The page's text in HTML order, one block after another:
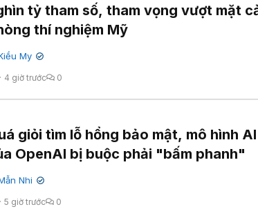
tỷ tham số, tham vọng vượt mặt
thí nghiệm Mỹ
My ✔
4 giờ trước 0
giỏi tìm lỗ hổng bảo mật, mô hình
OpenAI bị buộc phải "bấm phanh"
Nhi ✔
5 giờ trước 0